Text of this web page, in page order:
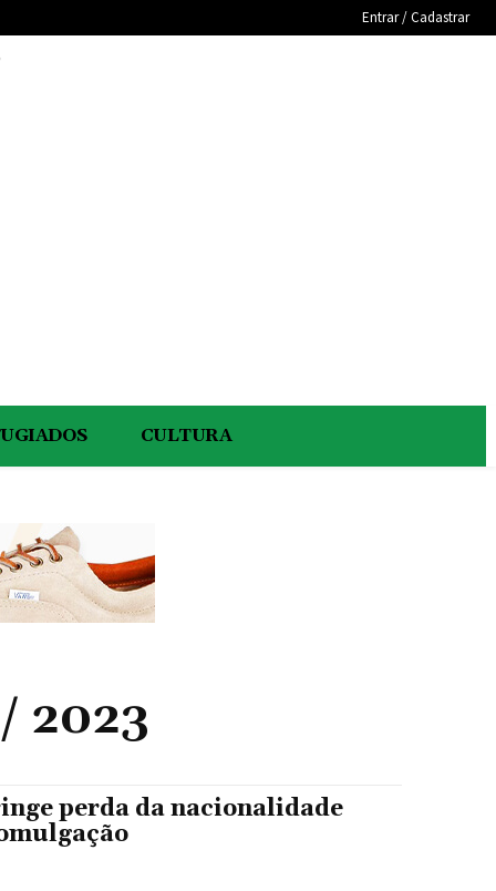
Entrar / Cadastrar
CULTURA
2023
perda da nacionalidade